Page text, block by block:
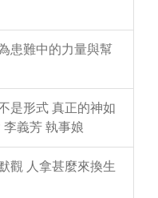
患難中的力量與幫
是形式 真正的神如
義芳 執事娘
觀 人拿甚麼來換生